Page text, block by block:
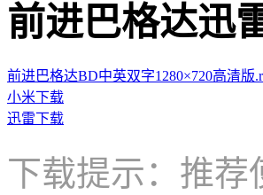
前进巴格达迅雷
前进巴格达BD中英双字1280×720高清版
小米下载
迅雷下载
下载提示：推荐